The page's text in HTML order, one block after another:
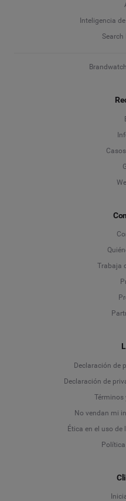
Inteligencia
Search
Trabaja
Declaración de
Declaración de
Términos
No vendan mi
Ética en el uso